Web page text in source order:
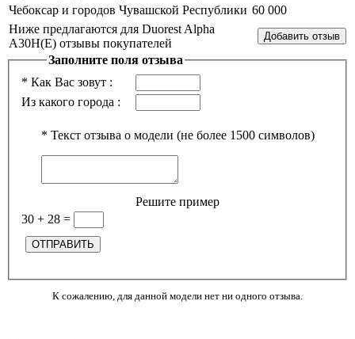
Чебоксар и городов Чувашской Республики 60 000
Ниже предлагаются для Duorest Alpha
A30H(E) отзывы покупателей
Заполните поля отзыва
* Как Вас зовут :
Из какого города :
* Текст отзыва о модели (не более 1500 символов)
Решите пример
30 + 28 =
К сожалению, для данной модели нет ни одного отзыва.